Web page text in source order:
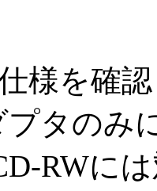
様を確
プタのみ
RWに